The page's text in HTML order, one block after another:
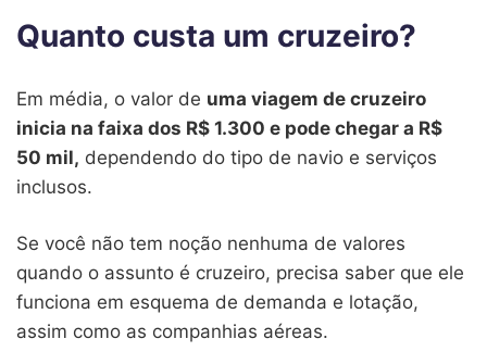
Quanto custa um cruzeiro?
Em média, o valor de uma viagem de cruzeiro
inicia na faixa dos R$ 1.300 e pode chegar a R$
50 mil, dependendo do tipo de navio e serviços
inclusos.
Se você não tem noção nenhuma de valores
quando o assunto é cruzeiro, precisa saber que ele
funciona em esquema de demanda e lotação,
assim como as companhias aéreas.